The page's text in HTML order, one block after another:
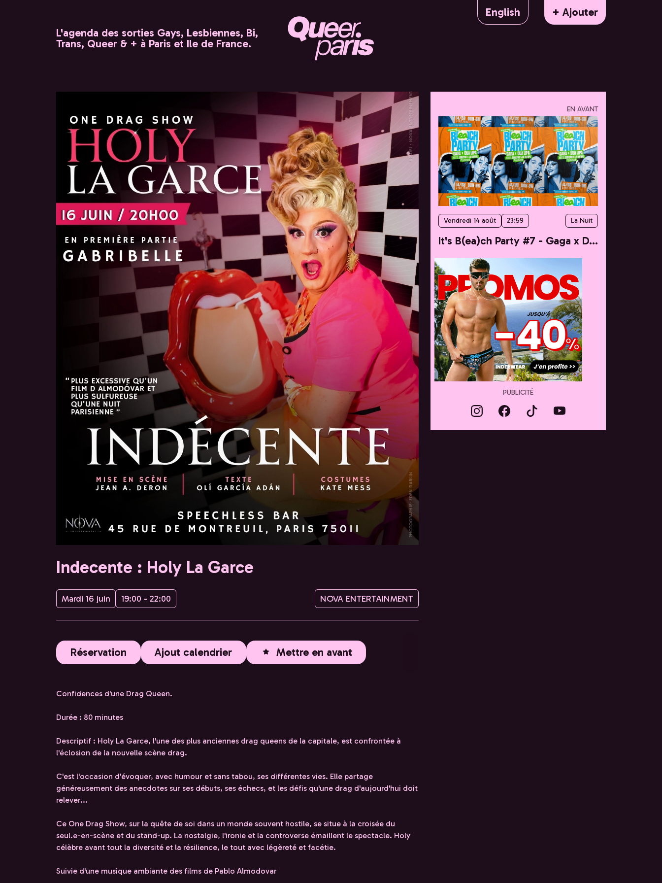
English
+ Ajouter
L'agenda des sorties Gays, Lesbiennes, Bi,
Trans, Queer & + à Paris et Ile de France.
Indecente : Holy La Garce
Mardi 16 juin 19:00 - 22:00 NOVA ENTERTAINMENT
Réservation Ajout calendrier Mettre en avant
Confidences d'une Drag Queen.
Durée : 80 minutes
Descriptif : Holy La Garce, l'une des plus anciennes drag queens de la capitale, est confrontée à
l'éclosion de la nouvelle scène drag.
C'est l'occasion d'évoquer, avec humour et sans tabou, ses différentes vies. Elle partage
généreusement des anecdotes sur ses débuts, ses échecs, et les défis qu'une drag d'aujourd'hui doit
relever...
Ce One Drag Show, sur la quête de soi dans un monde souvent hostile, se situe à la croisée du
seul.e-en-scène et du stand-up. La nostalgie, l'ironie et la controverse émaillent le spectacle. Holy
célèbre avant tout la diversité et la résilience, le tout avec légèreté et facétie.
Suivie d'une musique ambiante des films de Pablo Almodovar
EN AVANT
Vendredi 14 août 23:59 La Nuit
It's B(ea)ch Party #7 - Gaga x Dua
PUBLICITÉ